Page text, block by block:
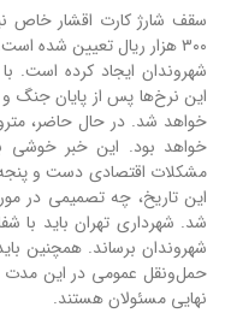
۳۰۰ هزار ریال تعیین شده
شهروندان ایجاد کرده است.
این نرخ‌ها پس از پایان جنگ
خواهد بود. این خبر خوشی
مشکلات اقتصادی دست و پنجه
این تاریخ، چه تصمیمی در
شد. شهرداری تهران باید با
شهروندان برساند. همچنین
حمل‌ونقل عمومی در این مدت
نهایی مسئولان هستند.